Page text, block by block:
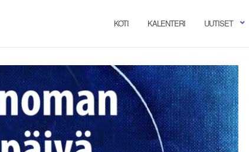
KOTI KALENTERI UUTISET